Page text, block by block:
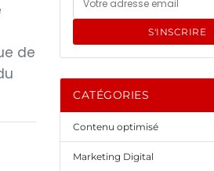
de
S'INSCRIRE
CATÉGORIES
Contenu optimisé
Marketing Digital